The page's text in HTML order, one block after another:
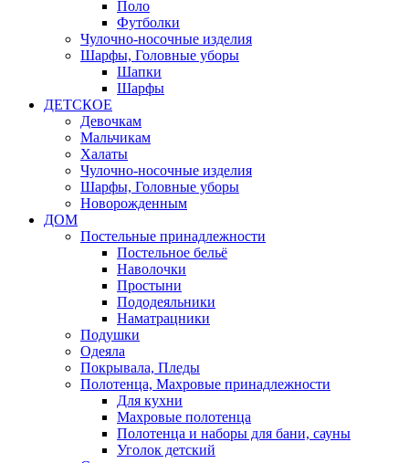
Поло
Футболки
Чулочно-носочные изделия
Шарфы, Головные уборы
Шапки
Шарфы
ДЕТСКОЕ
Девочкам
Мальчикам
Халаты
Чулочно-носочные изделия
Шарфы, Головные уборы
Новорожденным
ДОМ
Постельные принадлежности
Постельное бельё
Наволочки
Простыни
Пододеяльники
Наматрацники
Подушки
Одеяла
Покрывала, Пледы
Полотенца, Махровые принадлежности
Для кухни
Махровые полотенца
Полотенца и наборы для бани, сауны
Уголок детский